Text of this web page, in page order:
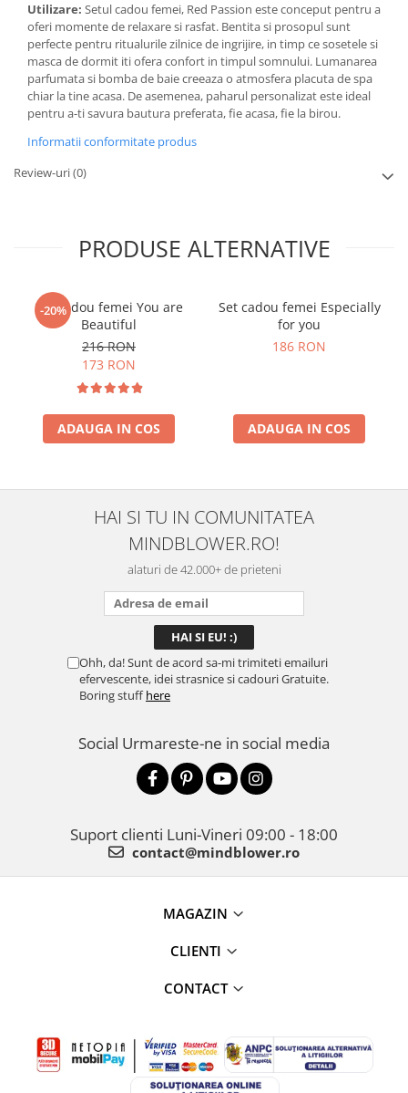
Utilizare: Setul cadou femei, Red Passion este conceput pentru a
oferi momente de relaxare si rasfat. Bentita si prosopul sunt
perfecte pentru ritualurile zilnice de ingrijire, in timp ce sosetele si
masca de dormit iti ofera confort in timpul somnului. Lumanarea
parfumata si bomba de baie creeaza o atmosfera placuta de spa
chiar la tine acasa. De asemenea, paharul personalizat este ideal
pentru a-ti savura bautura preferata, fie acasa, fie la birou.
Informatii conformitate produs
Review-uri(0)
PRODUSE ALTERNATIVE
-20%
Set cadou femei You are
Beautiful
216 RON
173 RON
ADAUGA IN COS
Set cadou femei Especially
for you
186 RON
ADAUGA IN COS
HAI SI TU IN COMUNITATEA
MINDBLOWER.RO!
alaturi de 42.000+ de prieteni
Ohh, da! Sunt de acord sa-mi trimiteti emailuri
efervescente, idei strasnice si cadouri Gratuite.
Boring stuffhere
Social Urmareste-ne in social media
Suport clienti Luni-Vineri 09:00 - 18:00
contact@mindblower.ro
MAGAZIN
CLIENTI
CONTACT